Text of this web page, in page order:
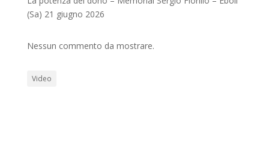
(Sa) 21 giugno 2026
Nessun commento da mostrare.
Video